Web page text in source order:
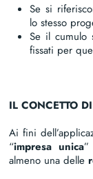
Se si
lo stesso
Se il cumulo
fissati per
IL CONCETTO
Ai fini
“impresa unica”
almeno una delle